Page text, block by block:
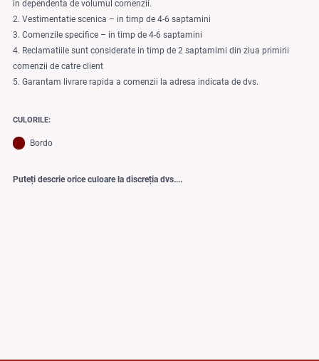
in dependenta de volumul comenzii.
2. Vestimentatie scenica – in timp de 4-6 saptamini
3. Comenzile specifice – in timp de 4-6 saptamini
4. Reclamatiile sunt considerate in timp de 2 saptamimi din ziua primirii
comenzii de catre client
5. Garantam livrare rapida a comenzii la adresa indicata de dvs.
CULORILE:
Bordo
Puteți descrie orice culoare la discreția dvs....